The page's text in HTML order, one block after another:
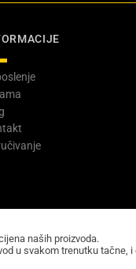
naših proizvoda.
u svakom trenutku tačne, i